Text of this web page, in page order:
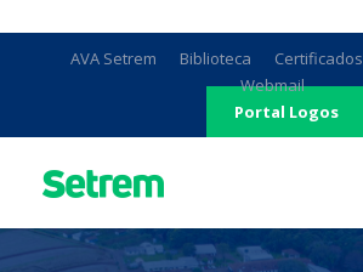
AVA Setrem Biblioteca Certificados
Webmail
Portal Logos